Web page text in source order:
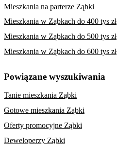
Mieszkania na parterze Ząbki
Mieszkania w Ząbkach do 400 tys zł
Mieszkania w Ząbkach do 500 tys zł
Mieszkania w Ząbkach do 600 tys zł
Powiązane wyszukiwania
Tanie mieszkania Ząbki
Gotowe mieszkania Ząbki
Oferty promocyjne Ząbki
Deweloperzy Ząbki